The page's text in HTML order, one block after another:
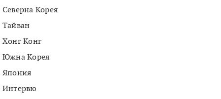
Северна Корея
Тайван
Хонг Конг
Южна Корея
Япония
Интервю